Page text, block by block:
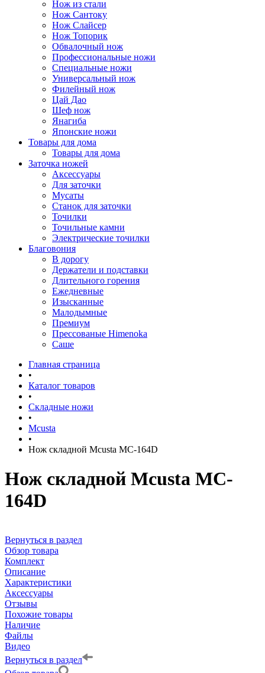
Нож из стали
Нож Сантоку
Нож Слайсер
Нож Топорик
Обвалочный нож
Профессиональные ножи
Специальные ножи
Универсальный нож
Филейный нож
Цай Дао
Шеф нож
Янагиба
Японские ножи
Товары для дома
Товары для дома
Заточка ножей
Аксессуары
Для заточки
Мусаты
Станок для заточки
Точилки
Точильные камни
Электрические точилки
Благовония
В дорогу
Держатели и подставки
Длительного горения
Ежедневные
Изысканные
Малодымные
Премиум
Прессованые Himenoka
Саше
Главная страница
•
Каталог товаров
•
Складные ножи
•
Mcusta
•
Нож складной Mcusta MC-164D
Нож складной Mcusta MC-
164D
Вернуться в раздел
Обзор товара
Комплект
Описание
Характеристики
Аксессуары
Отзывы
Похожие товары
Наличие
Файлы
Видео
Вернуться в раздел